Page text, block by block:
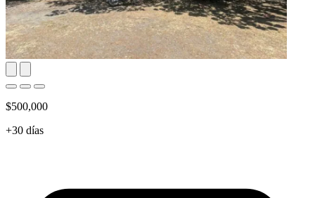
$500,000
+30 días